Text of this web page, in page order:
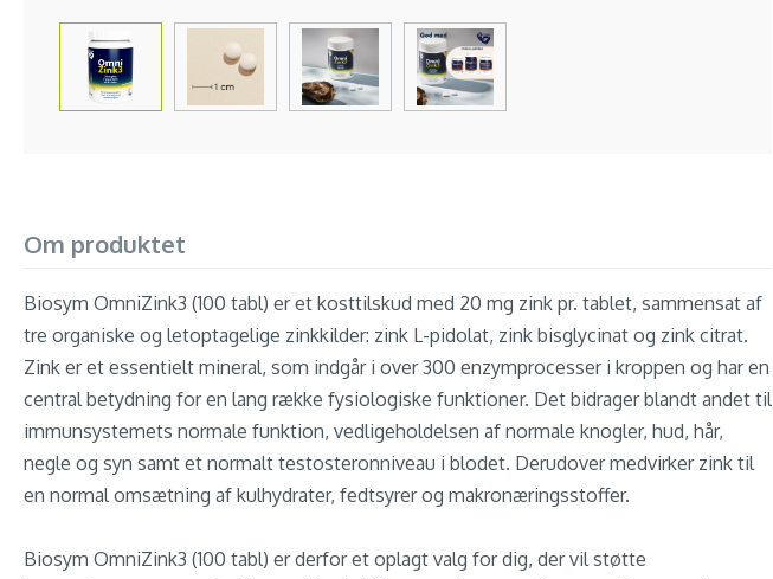
Om produktet
Biosym OmniZink3 (100 tabl) er et kosttilskud med 20 mg zink pr. tablet, sammensat af
tre organiske og letoptagelige zinkkilder: zink L-pidolat, zink bisglycinat og zink citrat.
Zink er et essentielt mineral, som indgår i over 300 enzymprocesser i kroppen og har en
central betydning for en lang række fysiologiske funktioner. Det bidrager blandt andet til
immunsystemets normale funktion, vedligeholdelsen af normale knogler, hud, hår,
negle og syn samt et normalt testosteronniveau i blodet. Derudover medvirker zink til
en normal omsætning af kulhydrater, fedtsyrer og makronæringsstoffer.
Biosym OmniZink3 (100 tabl) er derfor et oplagt valg for dig, der vil støtte